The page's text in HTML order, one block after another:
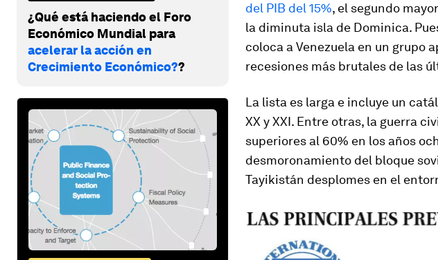
¿Qué está haciendo el Foro
Económico Mundial para
acelerar la acción en
Crecimiento Económico??
del PIB del 15%, el segundo
la diminuta isla de Dominica.
coloca a Venezuela en un grupo
recesiones más brutales de las
La lista es larga e incluye un
XX y XXI. Entre otras, la guerra
superiores al 60% en los años
desmoronamiento del bloque
Tayikistán desplomes en el